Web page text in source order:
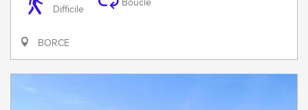
Difficile
Boucle
BORCE